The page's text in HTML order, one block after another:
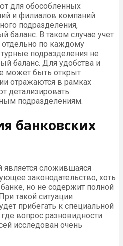
для обособленных
и филиалов компаний.
подразделения,
баланс. В таком случае учет
по каждому
подразделения не
баланс. Для удобства и
может быть открыт
отражаются в рамках
детализировать
подразделениям.
банковских
сложившаяся
законодательство, хоть
но не содержит полной
такой ситуации
прибегать к специальной
вопрос разновидности
исследован очень